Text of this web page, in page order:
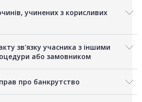
учинених з корисливих
зв'язку учасника з іншими
або замовником
про банкрутство